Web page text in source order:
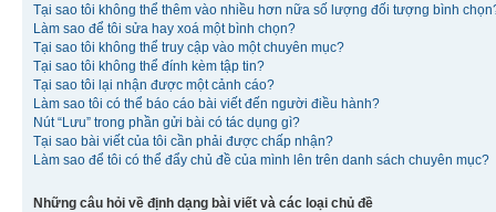
Tại sao tôi không thể thêm vào nhiều hơn nữa số lượng đối tượng bình
Làm sao để tôi sửa hay xoá một bình chọn?
Tại sao tôi không thể truy cập vào một chuyên mục?
Tại sao tôi không thể đính kèm tập tin?
Tại sao tôi lại nhận được một cảnh cáo?
Làm sao tôi có thể báo cáo bài viết đến người điều hành?
Nút “Lưu” trong phần gửi bài có tác dụng gì?
Tại sao bài viết của tôi cần phải được chấp nhận?
Làm sao để tôi có thể đẩy chủ đề của mình lên trên danh sách chuyên mục?
Những câu hỏi về định dạng bài viết và các loại chủ đề